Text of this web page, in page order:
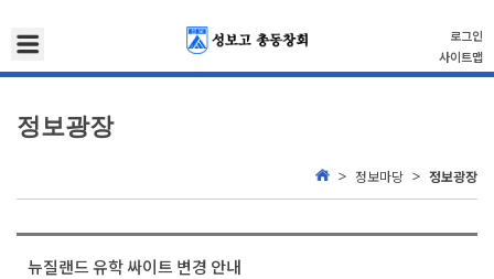
로그인
사이트맵
정보광장
정보마당 정보광장
뉴질랜드 유학 싸이트 변경 안내